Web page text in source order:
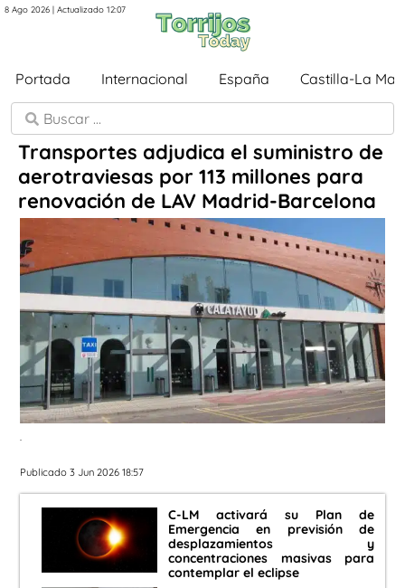
8 Ago 2026 | Actualizado 12:07
Portada Internacional España Castilla-La
Transportes adjudica el suministro de
aerotraviesas por 113 millones para
renovación de LAV Madrid-Barcelona
.
Publicado 3 Jun 2026 18:57
C-LM activará su Plan de
Emergencia en previsión de
desplazamientos y
concentraciones masivas para
contemplar el eclipse